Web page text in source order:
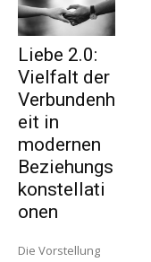
Liebe 2.0:
Vielfalt der
Verbundenh
eit in
modernen
Beziehungs
konstellati
onen
Die Vorstellung